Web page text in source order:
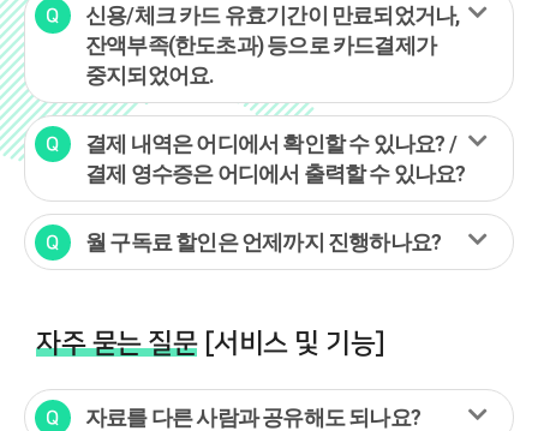
신용/체크 카드 유효기간이 만료되었거나,
잔액부족(한도초과) 등으로 카드결제가
중지되었어요.
결제 내역은 어디에서 확인할 수 있나요? /
결제 영수증은 어디에서 출력할 수 있나요?
월 구독료 할인은 언제까지 진행하나요?
자주 묻는 질문[서비스 및 기능]
자료를 다른 사람과 공유해도 되나요?